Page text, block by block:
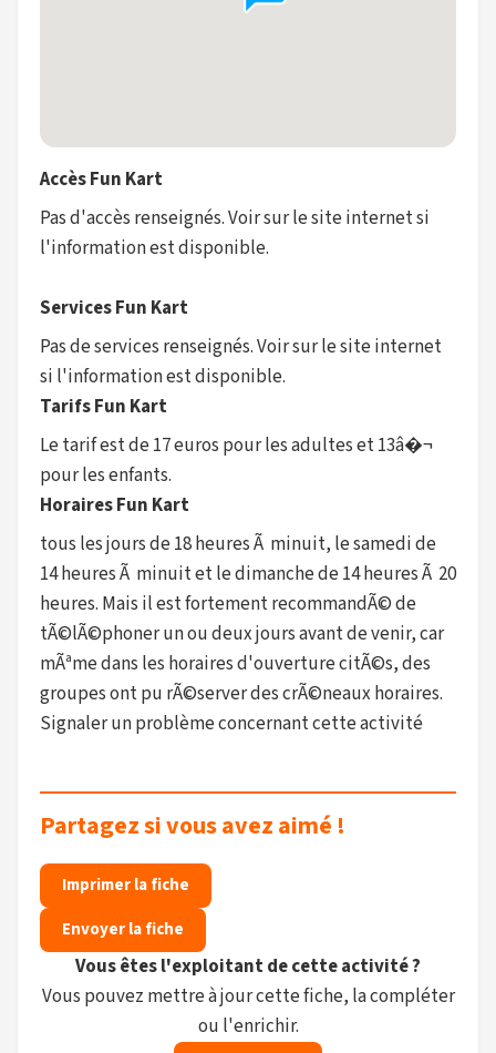
Accès Fun Kart
Pas d'accès renseignés. Voir sur le site internet si
l'information est disponible.
Services Fun Kart
Pas de services renseignés. Voir sur le site internet
si l'information est disponible.
Tarifs Fun Kart
Le tarif est de 17 euros pour les adultes et 13â�¬
pour les enfants.
Horaires Fun Kart
tous les jours de 18 heures Ã minuit, le samedi de
14 heures Ã minuit et le dimanche de 14 heures Ã 20
heures. Mais il est fortement recommandÃ© de
tÃ©lÃ©phoner un ou deux jours avant de venir, car
mÃªme dans les horaires d'ouverture citÃ©s, des
groupes ont pu rÃ©server des crÃ©neaux horaires.
Signaler un problème concernant cette activité
Partagez si vous avez aimé !
Imprimer la fiche
Envoyer la fiche
Vous êtes l'exploitant de cette activité ?
Vous pouvez mettre à jour cette fiche, la compléter
ou l'enrichir.